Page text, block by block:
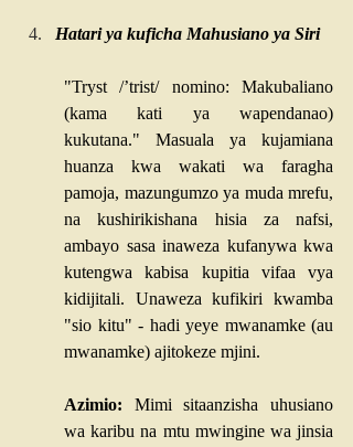
Hatari ya kuficha Mahusiano ya Siri
"Tryst /’trist/ nomino: Makubaliano
(kama kati ya wapendanao)
kukutana." Masuala ya kujamiana
huanza kwa wakati wa faragha
pamoja, mazungumzo ya muda mrefu,
na kushirikishana hisia za nafsi,
ambayo sasa inaweza kufanywa kwa
kutengwa kabisa kupitia vifaa vya
kidijitali. Unaweza kufikiri kwamba
"sio kitu" - hadi yeye mwanamke (au
mwanamke) ajitokeze mjini.
Azimio: Mimi sitaanzisha uhusiano
wa karibu na mtu mwingine wa jinsia